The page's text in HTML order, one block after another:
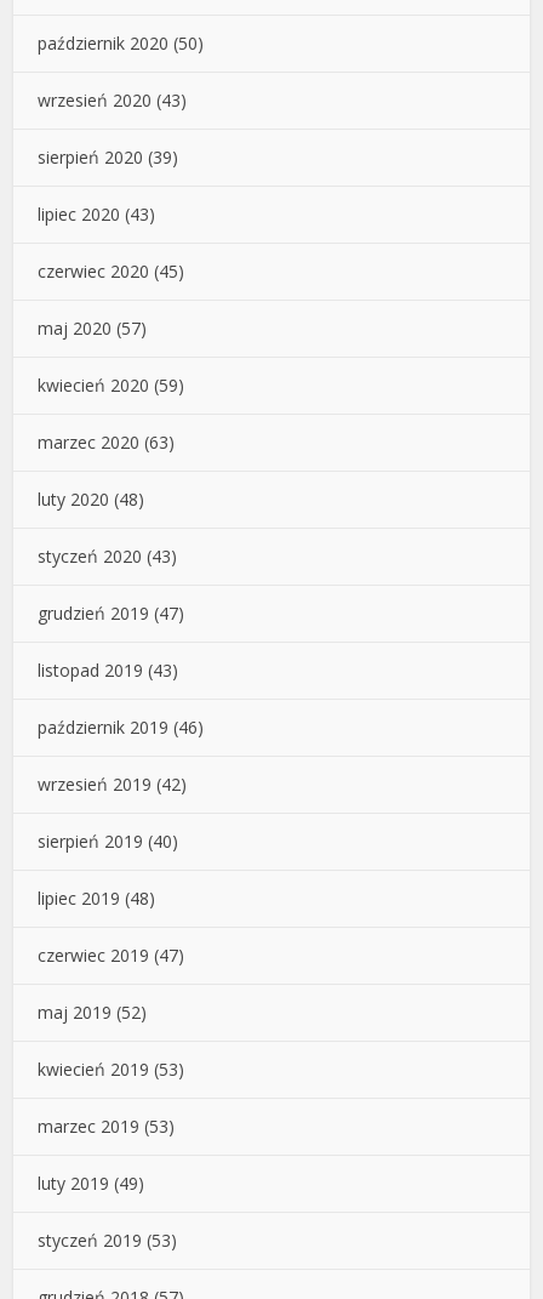
październik 2020 (50)
wrzesień 2020 (43)
sierpień 2020 (39)
lipiec 2020 (43)
czerwiec 2020 (45)
maj 2020 (57)
kwiecień 2020 (59)
marzec 2020 (63)
luty 2020 (48)
styczeń 2020 (43)
grudzień 2019 (47)
listopad 2019 (43)
październik 2019 (46)
wrzesień 2019 (42)
sierpień 2019 (40)
lipiec 2019 (48)
czerwiec 2019 (47)
maj 2019 (52)
kwiecień 2019 (53)
marzec 2019 (53)
luty 2019 (49)
styczeń 2019 (53)